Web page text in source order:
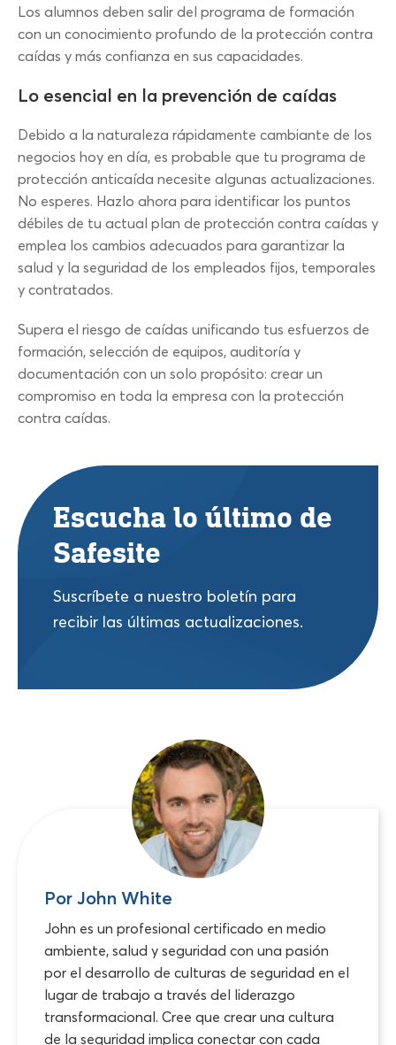
Los alumnos deben salir del programa de formación
con un conocimiento profundo de la protección contra
caídas y más confianza en sus capacidades.
Lo esencial en la prevención de caídas
Debido a la naturaleza rápidamente cambiante de los
negocios hoy en día, es probable que tu programa de
protección anticaída necesite algunas actualizaciones.
No esperes. Hazlo ahora para identificar los puntos
débiles de tu actual plan de protección contra caídas y
emplea los cambios adecuados para garantizar la
salud y la seguridad de los empleados fijos, temporales
y contratados.
Supera el riesgo de caídas unificando tus esfuerzos de
formación, selección de equipos, auditoría y
documentación con un solo propósito: crear un
compromiso en toda la empresa con la protección
contra caídas.
Escucha lo último de
Safesite
Suscríbete a nuestro boletín para
recibir las últimas actualizaciones.
Por John White
John es un profesional certificado en medio
ambiente, salud y seguridad con una pasión
por el desarrollo de culturas de seguridad en el
lugar de trabajo a través del liderazgo
transformacional. Cree que crear una cultura
de la seguridad implica conectar con cada